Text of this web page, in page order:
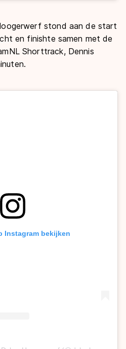
stond aan de start
en finishte samen met de
Shorttrack, Dennis
Instagram bekijken